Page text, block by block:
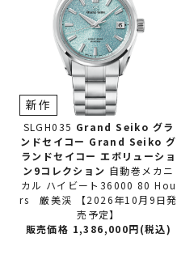
SLGH035 Grand Seiko グラ
ンドセイコー Grand Seiko グ
ランドセイコー エボリューショ
ン9コレクション 自動巻メカニ
カル ハイビート36000 80 Hou
rs 厳美渓 【2026年10月9日発
売予定】
新作
販売価格 1,386,000円(税込)